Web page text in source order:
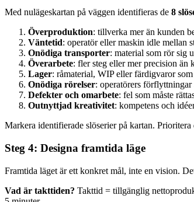
Med nulägeskartan på väggen identifieras de 8
Överproduktion: tillverka mer än kunden
Väntetid: operatör eller maskin idle mellan
Onödiga transporter: material som rör sig
Överarbete: fler steg eller mer precision än
Lager: råmaterial, WIP eller färdigvaror
Onödiga rörelser: operatörers
Defekter och omarbete: fel som måste
Outnyttjad kreativitet: kompetens och
Markera identifierade slöserier på kartan.
Steg 4: Designa framtida läge
Framtida läget är ett konkret mål, inte en vision.
Vad är takttiden? Takttid = tillgänglig